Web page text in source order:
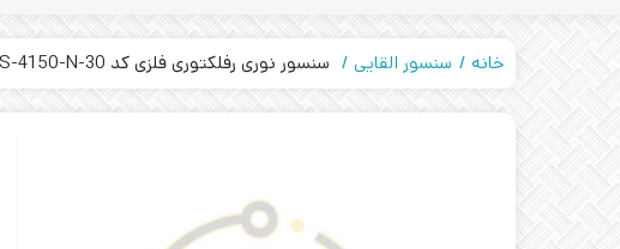
خانه سنسور القایی سنسور نوری رفلکتوری فلزی کد OPS-4150-N-30 تبریز پژوه